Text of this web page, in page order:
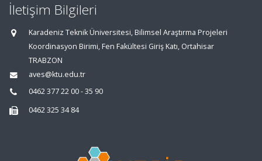
İletişim Bilgileri
Karadeniz Teknik Üniversitesi, Bilimsel Araştırma Projeleri
Koordinasyon Birimi, Fen Fakültesi Giriş Katı, Ortahisar
TRABZON
aves@ktu.edu.tr
0462 377 22 00 - 35 90
0462 325 34 84